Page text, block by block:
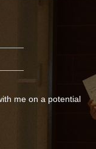
me on a potential